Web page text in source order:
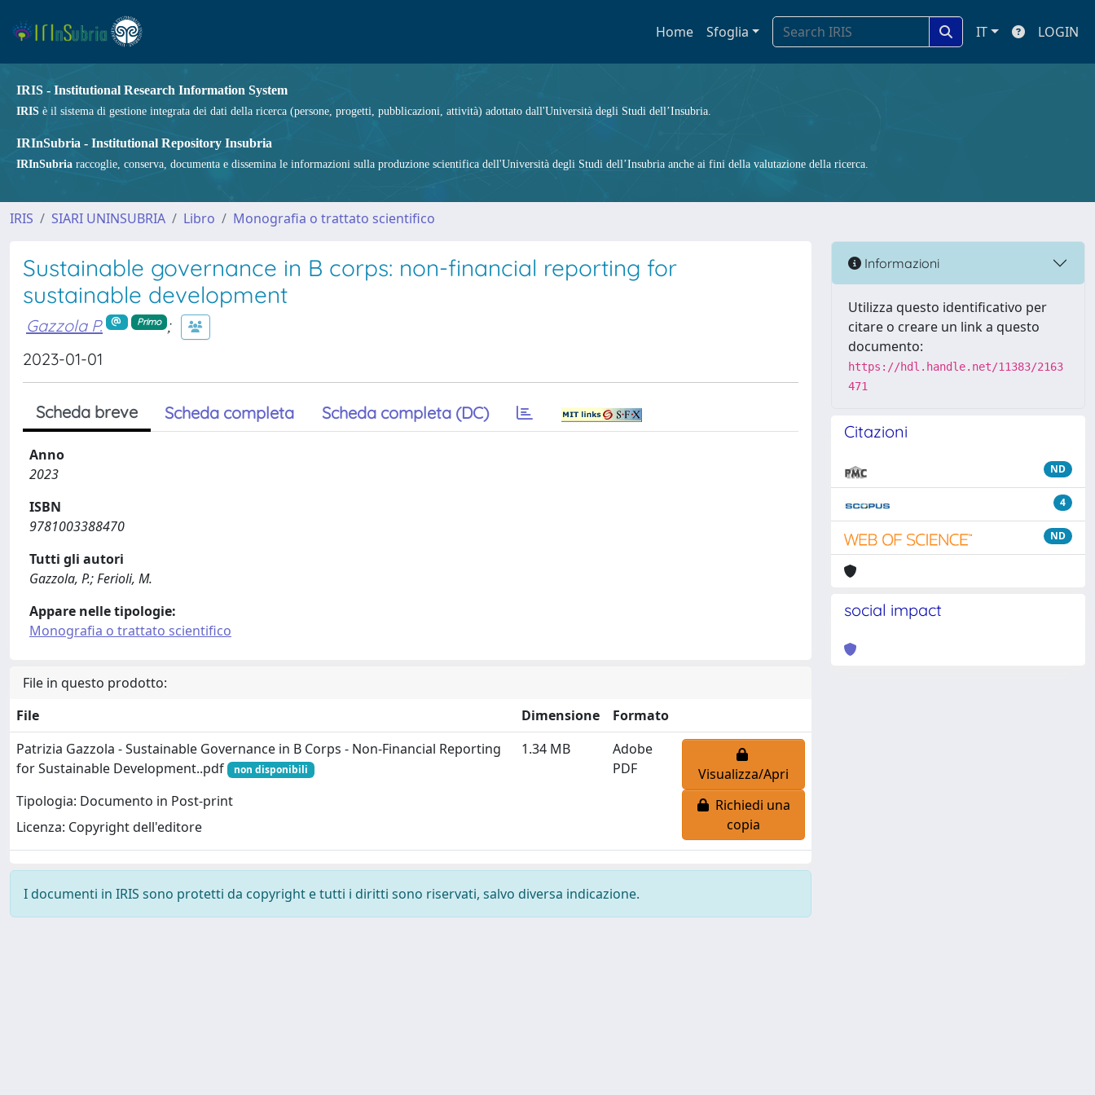
Home Sfoglia IT LOGIN
IRIS - Institutional Research Information System
IRIS è il sistema di gestione integrata dei dati della ricerca (persone, progetti, pubblicazioni, attività) adottato dall'Università degli Studi dell’Insubria.
IRInSubria - Institutional Repository Insubria
IRInSubria raccoglie, conserva, documenta e dissemina le informazioni sulla produzione scientifica dell'Università degli Studi dell’Insubria anche ai fini della valutazione della ricerca.
IRIS SIARI UNINSUBRIA Libro Monografia o trattato scientifico
Sustainable governance in B corps: non-financial reporting for
sustainable development
Gazzola P. Primo
;
2023-01-01
Scheda breve Scheda completa Scheda completa (DC)
Anno
2023
ISBN
9781003388470
Tutti gli autori
Gazzola, P.; Ferioli, M.
Appare nelle tipologie:
Monografia o trattato scientifico
File in questo prodotto:
File
Dimensione
Formato
Patrizia Gazzola - Sustainable Governance in B Corps - Non-Financial Reporting
for Sustainable Development..pdf
non disponibili
Tipologia: Documento in Post-print
Licenza: Copyright dell'editore
1.34 MB
Adobe
PDF
Visualizza/Apri
Richiedi una
copia
I documenti in IRIS sono protetti da copyright e tutti i diritti sono riservati, salvo diversa indicazione.
Informazioni
Utilizza questo identificativo per
citare o creare un link a questo
documento:
https://hdl.handle.net/11383/2163
471
Citazioni
ND
4
ND
social impact